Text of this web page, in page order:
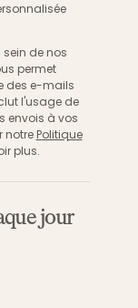
de nos
permet
des e-mails
l'usage de
envois à vos
notre Politique
plus.
jour